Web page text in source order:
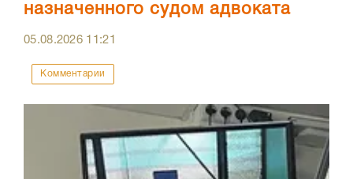
назначенного судом адвоката
05.08.2026 11:21
Комментарии